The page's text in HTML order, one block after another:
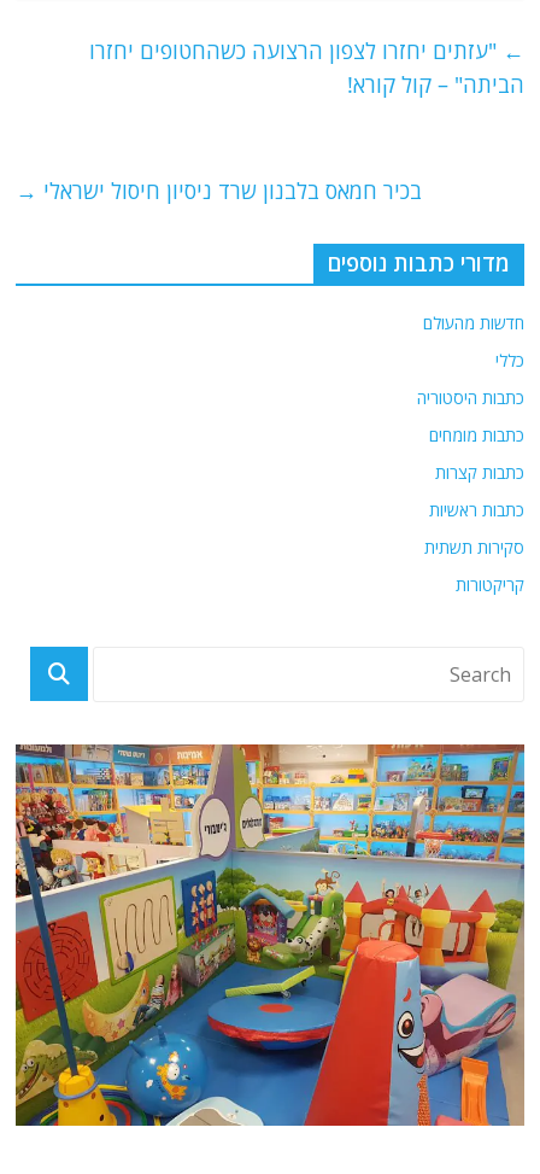
s
A
g
ra
l
er
e
k
← "עזתים יחזרו לצפון הרצועה כשהחטופים יחזרו
הביתה" – קול קורא!
בכיר חמאס בלבנון שרד ניסיון חיסול ישראלי →
מדורי כתבות נוספים
חדשות מהעולם
כללי
כתבות היסטוריה
כתבות מומחים
כתבות קצרות
כתבות ראשיות
סקירות תשתית
קריקטורות